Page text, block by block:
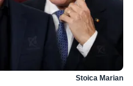
Stoica Marian